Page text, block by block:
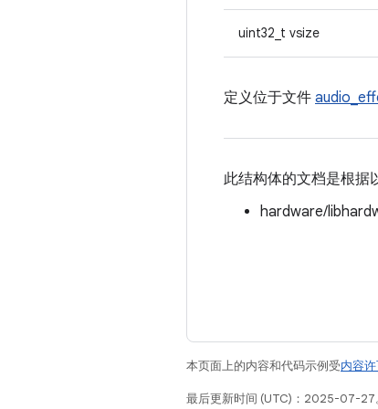
uint32_t vsize
定义位于文件
此结构体的文档是根据
hardware/
本页面上的内容和代码示例受内容
最后更新时间 (UTC)：2025-07-27